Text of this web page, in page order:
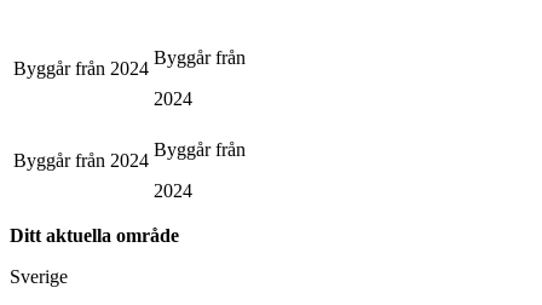
Byggår från 2024
Byggår från
2024
Byggår från 2024
Byggår från
2024
Ditt aktuella område
Sverige